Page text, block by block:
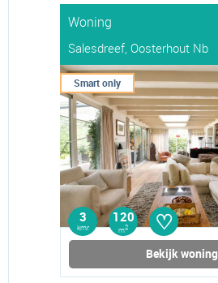
Woning
Salesdreef, Oosterhout Nb
Smart only
3
kmr
120
m2 ♡
Bekijk woning